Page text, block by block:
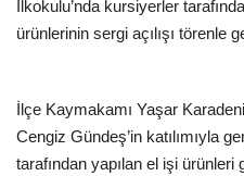
İlkokulu’nda kursiyerler
ürünlerinin sergi açılışı törenle
İlçe Kaymakamı Yaşar
Cengiz Gündeş’in katılımıyla
tarafından yapılan el işi ürünleri